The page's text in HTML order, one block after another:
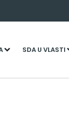
SDA U VLASTI